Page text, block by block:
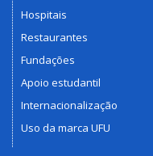
Hospitais
Restaurantes
Fundações
Apoio estudantil
Internacionalização
Uso da marca UFU